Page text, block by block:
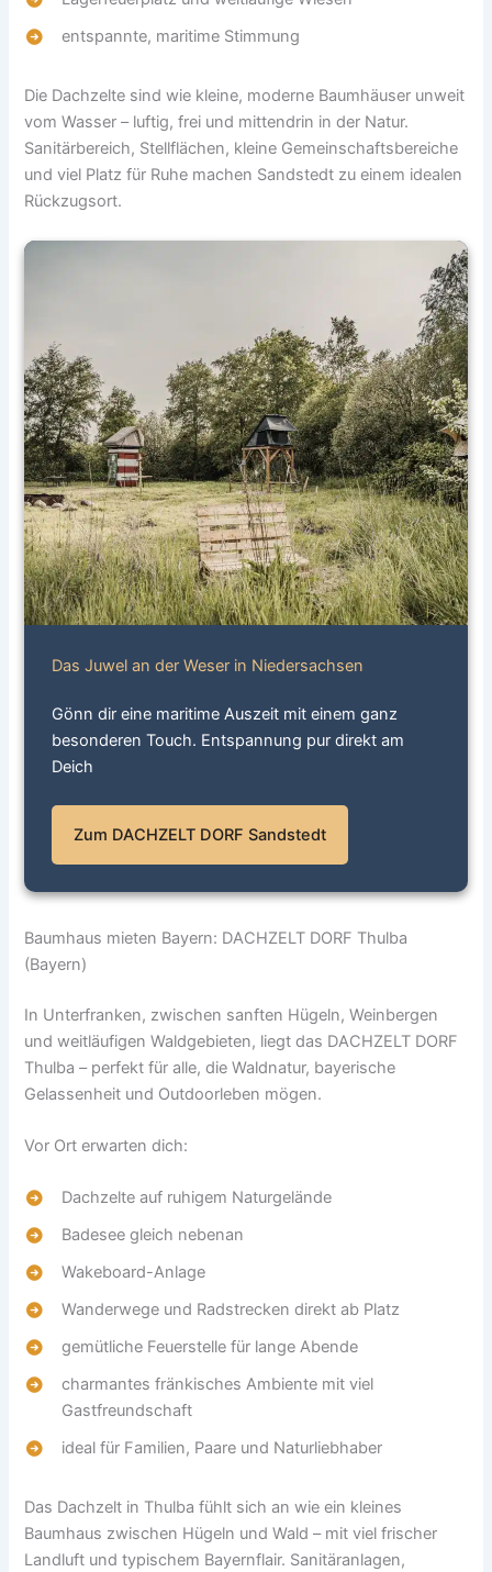
entspannte, maritime Stimmung
Die Dachzelte sind wie kleine, moderne Baumhäuser unweit
vom Wasser – luftig, frei und mittendrin in der Natur.
Sanitärbereich, Stellflächen, kleine Gemeinschaftsbereiche
und viel Platz für Ruhe machen Sandstedt zu einem idealen
Rückzugsort.
Das Juwel an der Weser in Niedersachsen
Gönn dir eine maritime Auszeit mit einem ganz
besonderen Touch. Entspannung pur direkt am
Deich
Zum DACHZELT DORF Sandstedt
Baumhaus mieten Bayern: DACHZELT DORF Thulba
(Bayern)
In Unterfranken, zwischen sanften Hügeln, Weinbergen
und weitläufigen Waldgebieten, liegt das DACHZELT DORF
Thulba – perfekt für alle, die Waldnatur, bayerische
Gelassenheit und Outdoorleben mögen.
Vor Ort erwarten dich:
Dachzelte auf ruhigem Naturgelände
Badesee gleich nebenan
Wakeboard-Anlage
Wanderwege und Radstrecken direkt ab Platz
gemütliche Feuerstelle für lange Abende
charmantes fränkisches Ambiente mit viel
Gastfreundschaft
ideal für Familien, Paare und Naturliebhaber
Das Dachzelt in Thulba fühlt sich an wie ein kleines
Baumhaus zwischen Hügeln und Wald – mit viel frischer
Landluft und typischem Bayernflair. Sanitäranlagen,